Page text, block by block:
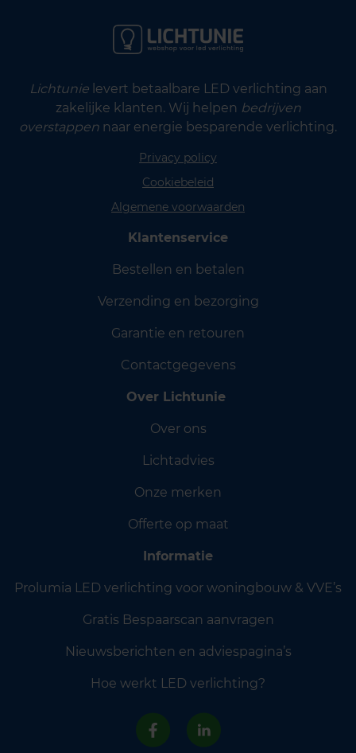
Lichtunielevert betaalbare LED verlichting aan
zakelijke klanten. Wij helpen bedrijven
overstappen naar energie besparende verlichting.
Privacy policy
Cookiebeleid
Algemene voorwaarden
Klantenservice
Bestellen en betalen
Verzending en bezorging
Garantie en retouren
Contactgegevens
Over Lichtunie
Over ons
Lichtadvies
Onze merken
Offerte op maat
Informatie
Prolumia LED verlichting voor woningbouw & VVE’s
Gratis Bespaarscan aanvragen
Nieuwsberichten en adviespagina’s
Hoe werkt LED verlichting?